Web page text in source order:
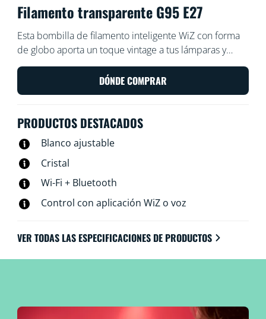
Filamento transparente G95 E27
Esta bombilla de filamento inteligente WiZ con forma
de globo aporta un toque vintage a tus lámparas y
luminarias. Úsala con la aplicación WiZ o con tu propia
voz para reducir y aumentar el brillo o para usar
modos de luz preestablecidos en los ajustes de Wi-Fi.
DÓNDE COMPRAR
PRODUCTOS DESTACADOS
Blanco ajustable
Cristal
Wi-Fi + Bluetooth
Control con aplicación WiZ o voz
VER TODAS LAS ESPECIFICACIONES DE PRODUCTOS